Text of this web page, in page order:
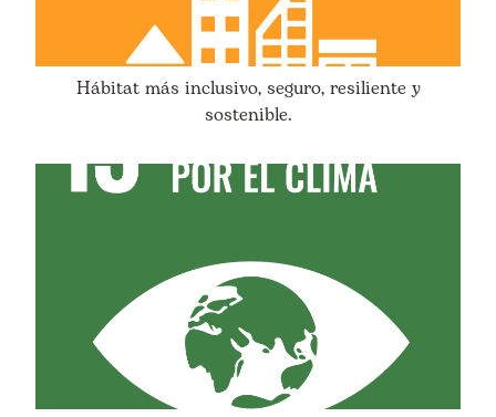
Hábitat más inclusivo, seguro, resiliente y
sostenible.